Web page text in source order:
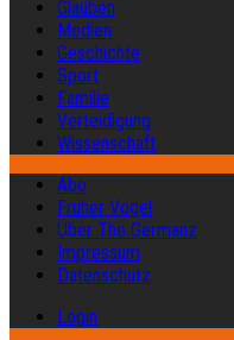
Glauben
Medien
Geschichte
Sport
Familie
Verteidigung
Wissenschaft
Abo
Früher Vogel
Über The Germanz
Impressum
Datenschutz
Login